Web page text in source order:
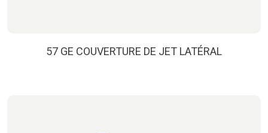
57 GE COUVERTURE DE JET LATÉRAL